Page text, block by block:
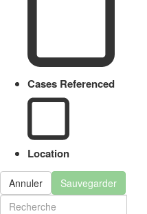
Cases Referenced
Location
Annuler Sauvegarder